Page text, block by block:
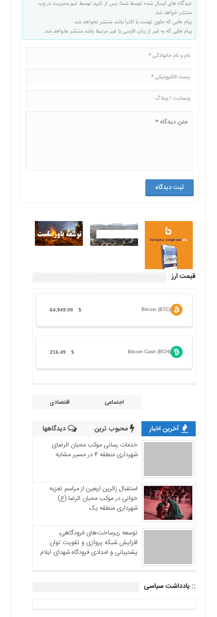
دیدگاه های ارسال شده توسط شما، پس از تایید توسط تیم مدیریت در وب
منتشر خواهد شد.
پیام هایی که حاوی تهمت یا افترا باشد منتشر نخواهد شد.
پیام هایی که به غیر از زبان فارسی یا غیر مرتبط باشد منتشر نخواهد شد.
قیمت ارز
Bitcoin (BTC)
$
64,949.00
Bitcoin Cash (BCH)
$
216.49
اجتماعی اقتصادی
آخرین اخبار محبوب ترین دیدگاهها
خدمات رسانی موکب محبان الرضای
شهرداری منطقه ۴ در مسیر مشایه
استقبال زائرین اربعین از مراسم تعزیه
خوانی در موکب محبان الرضا (ع)
شهرداری منطقه یک
توسعه زیرساخت‌های فرودگاهی،
افزایش شبکه پروازی و تقویت توان
پشتیبانی و امدادی فرودگاه شهدای ایلام
:: یادداشت سیاسی